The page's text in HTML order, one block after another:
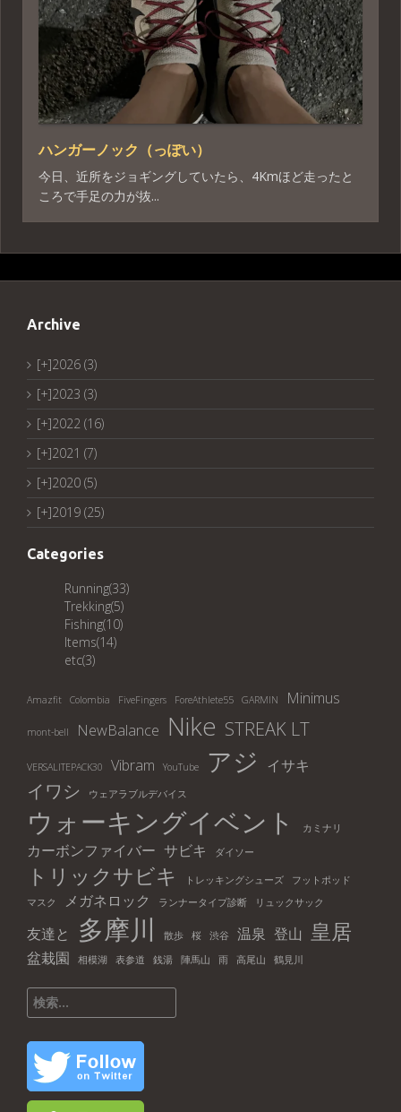
ハンガーノック（っぽい）
今日、近所をジョギングしていたら、4Kmほど走ったと
ころで手足の力が抜...
Archive
[+]2026 (3)
[+]2023 (3)
[+]2022 (16)
[+]2021 (7)
[+]2020 (5)
[+]2019 (25)
Categories
Running(33)
Trekking(5)
Fishing(10)
Items(14)
etc(3)
Amazfit Colombia FiveFingers ForeAthlete55 GARMIN Minimus
mont-bell NewBalance Nike STREAK LT
VERSALITEPACK30 Vibram YouTube アジ イサキ
イワシ ウェアラブルデバイス
ウォーキングイベント カミナリ
カーボンファイバー サビキ ダイソー
トリックサビキ トレッキングシューズ
フットポッド
マスク
メガネロック ランナータイプ診断 リュックサック
友達と 多摩川 散歩 桜 渋谷 温泉 登山 皇居
盆栽園 相模湖 表参道 銭湯 陣馬山 雨 高尾山 鶴見川
検
索: